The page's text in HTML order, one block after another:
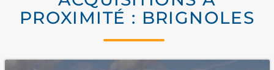
PROXIMITÉ : BRIGNOLES